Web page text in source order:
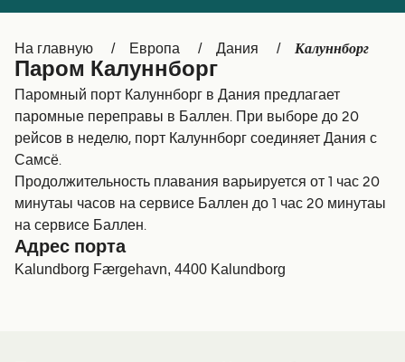
Ελλάδα Belgique (FR)
Polska Deutschland
Schweiz (DE) Norge
Україна
المغرب Maroc (FR)
На главную Европа Дания Калуннборг
Паром Калуннборг
Паромный порт Калуннборг в Дания предлагает
паромные переправы в Баллен. При выборе до 20
рейсов в неделю, порт Калуннборг соединяет Дания с
Самсё.
Продолжительность плавания варьируется от 1 час 20
минутаы часов на сервисе Баллен до 1 час 20 минутаы
на сервисе Баллен.
Адрес порта
Kalundborg Færgehavn, 4400 Kalundborg